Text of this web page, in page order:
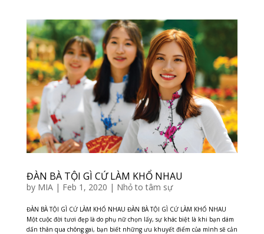
ĐÀN BÀ TỘI GÌ CỨ LÀM KHỔ NHAU
by MIA| Feb 1, 2020 | Nhỏ to tâm sự
ĐÀN BÀ TỘI GÌ CỨ LÀM KHỔ NHAU ĐÀN BÀ TỘI GÌ CỨ LÀM KHỔ NHAU
Một cuộc đời tươi đẹp là do phụ nữ chọn lấy, sự khác biệt là khi bạn dám
dấn thân qua chông gai, bạn biết những ưu khuyết điểm của mình sẽ cản